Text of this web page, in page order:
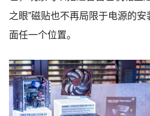
之眼”磁贴也不再局限于电源的
面任一个位置。